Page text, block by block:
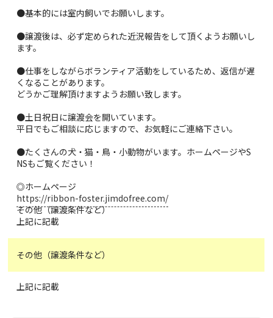
●基本的には室内飼いでお願いします。
●譲渡後は、必ず定められた近況報告をして頂くようお願いし
ます。
●仕事をしながらボランティア活動をしているため、返信が遅
くなることがあります。
どうかご理解頂けますようお願い致します。
●土日祝日に譲渡会を開いています。
平日でもご相談に応じますので、お気軽にご連絡下さい。
●たくさんの犬・猫・鳥・小動物がいます。ホームページやS
NSもご覧ください！
◎ホームページ
https://ribbon-foster.jimdofree.com/
その他（譲渡条件など）
上記に記載
その他（譲渡条件など）
上記に記載